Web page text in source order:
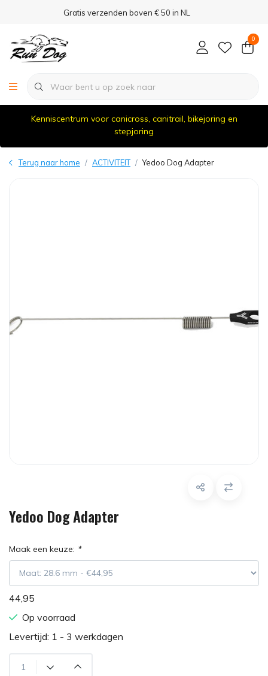
Gratis verzenden boven € 50 in NL
0
Kenniscentrum voor canicross, canitrail, bikejoring en
stepjoring
Terug naar home ACTIVITEIT Yedoo Dog Adapter
Yedoo Dog Adapter
Maak een keuze: *
44,95
Op voorraad
Levertijd: 1 - 3 werkdagen